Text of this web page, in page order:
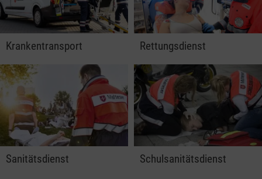
Krankentransport Rettungsdienst
Sanitätsdienst Schulsanitätsdienst